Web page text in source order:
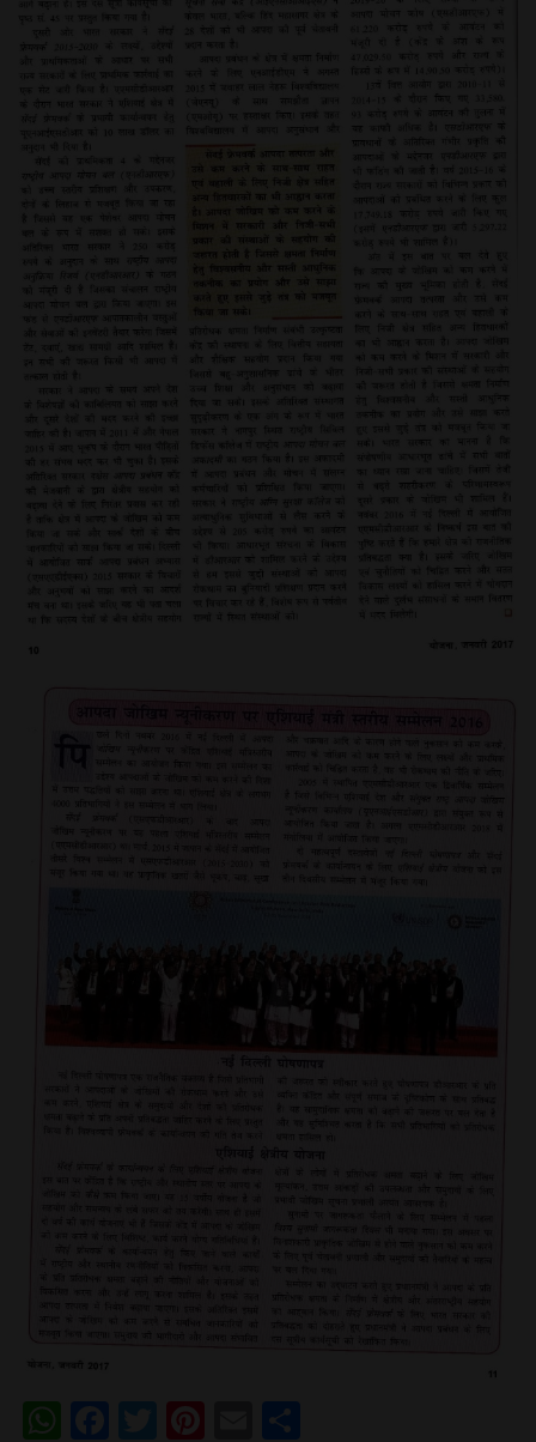
WhatsApp
Facebook
TwitterPinterest
Email